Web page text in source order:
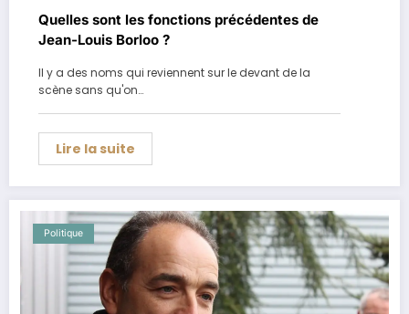
Quelles sont les fonctions précédentes de
Jean-Louis Borloo ?
Il y a des noms qui reviennent sur le devant de la
scène sans qu'on…
Lire la suite
Politique